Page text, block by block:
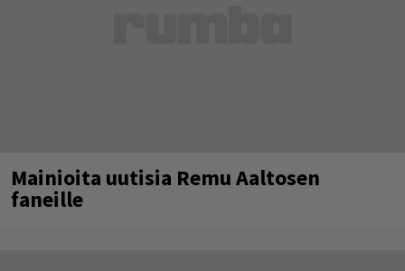
Mainioita uutisia Remu Aaltosen
faneille